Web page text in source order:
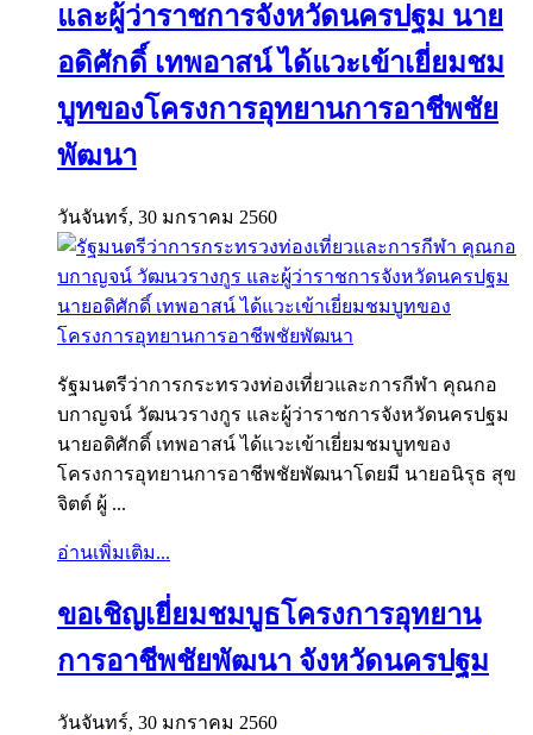
และผู้ว่าราชการจังหวัดนครปฐม นาย
อดิศักดิ์ เทพอาสน์ ได้แวะเข้าเยี่ยมชม
บูทของโครงการอุทยานการอาชีพชัย
พัฒนา
วันจันทร์, 30 มกราคม 2560
รัฐมนตรีว่าการกระทรวงท่องเที่ยวและการกีฬา คุณกอ
บกาญจน์ วัฒนวรางกูร และผู้ว่าราชการจังหวัดนครปฐม
นายอดิศักดิ์ เทพอาสน์ ได้แวะเข้าเยี่ยมชมบูทของ
โครงการอุทยานการอาชีพชัยพัฒนาโดยมี นายอนิรุธ สุข
จิตต์ ผู้ ...
อ่านเพิ่มเติม...
ขอเชิญเยี่ยมชมบูธโครงการอุทยาน
การอาชีพชัยพัฒนา จังหวัดนครปฐม
วันจันทร์, 30 มกราคม 2560